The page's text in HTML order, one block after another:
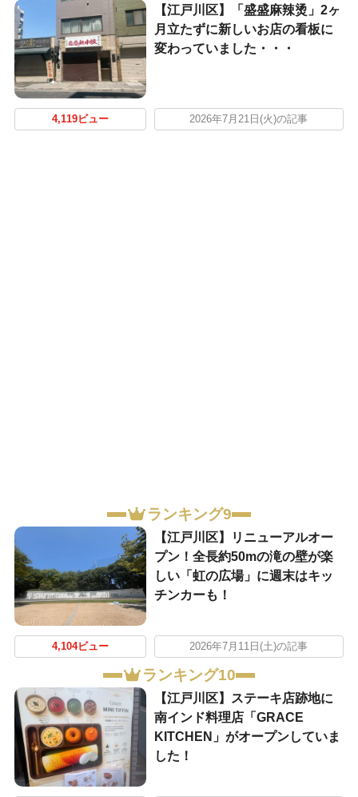
【江戸川区】「盛盛麻辣烫」2ヶ
月立たずに新しいお店の看板に
変わっていました・・・
4,119ビュー 2026年7月21日(火)の記事
ランキング9
【江戸川区】リニューアルオー
プン！全長約50mの滝の壁が楽
しい「虹の広場」に週末はキッ
チンカーも！
4,104ビュー 2026年7月11日(土)の記事
ランキング10
【江戸川区】ステーキ店跡地に
南インド料理店「GRACE
KITCHEN」がオープンしていま
した！